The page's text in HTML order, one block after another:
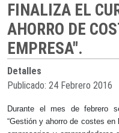
FINALIZA EL
AHORRO DE
EMPRESA".
Detalles
Publicado: 24 Febrero 2016
Durante el mes de febrero
“Gestión y ahorro de costes en